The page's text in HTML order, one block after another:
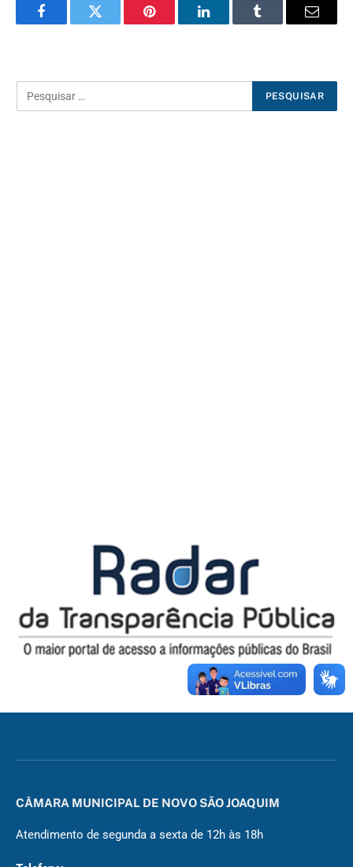
FacebookTwitter Pinterest LinkedInTumblr
E-
CÂMARA MUNICIPAL DE NOVO SÃO JOAQUIM
Atendimento de segunda a sexta de 12h às 18h